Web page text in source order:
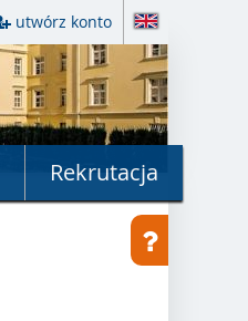
utwórz konto
Rekrutacja